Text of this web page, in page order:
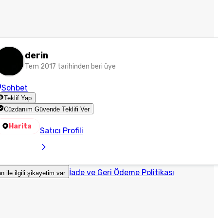
derin
Tem 2017 tarihinden beri üye
Sohbet
Teklif Yap
Cüzdanım Güvende Teklifi Ver
Harita Satıcı Profili
ile ilgili şikayetim var İade ve Geri Ödeme Politikası